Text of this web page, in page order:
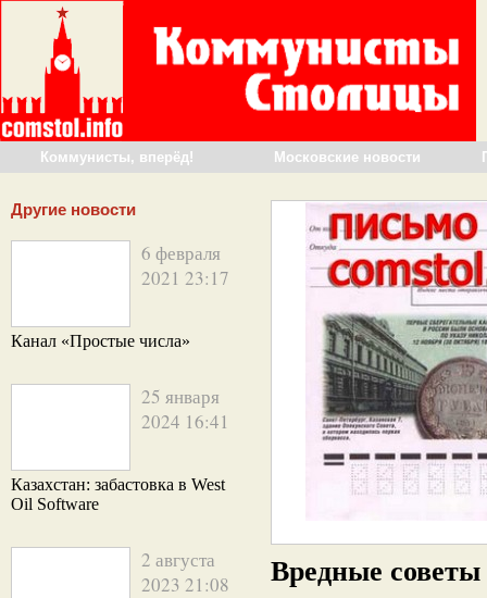
Коммунисты, вперёд! Московские новости
Другие новости
6 февраля
2021 23:17
Канал «Простые числа»
25 января
2024 16:41
Казахстан: забастовка в West
Oil Software
2 августа
2023 21:08
Вредные